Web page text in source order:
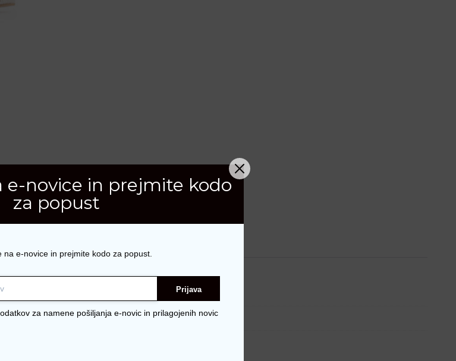
e-novice in prejmite kodo
za popust
na e-novice in prejmite kodo za popust.
Prijava
za namene pošiljanja e-novic in prilagojenih novic